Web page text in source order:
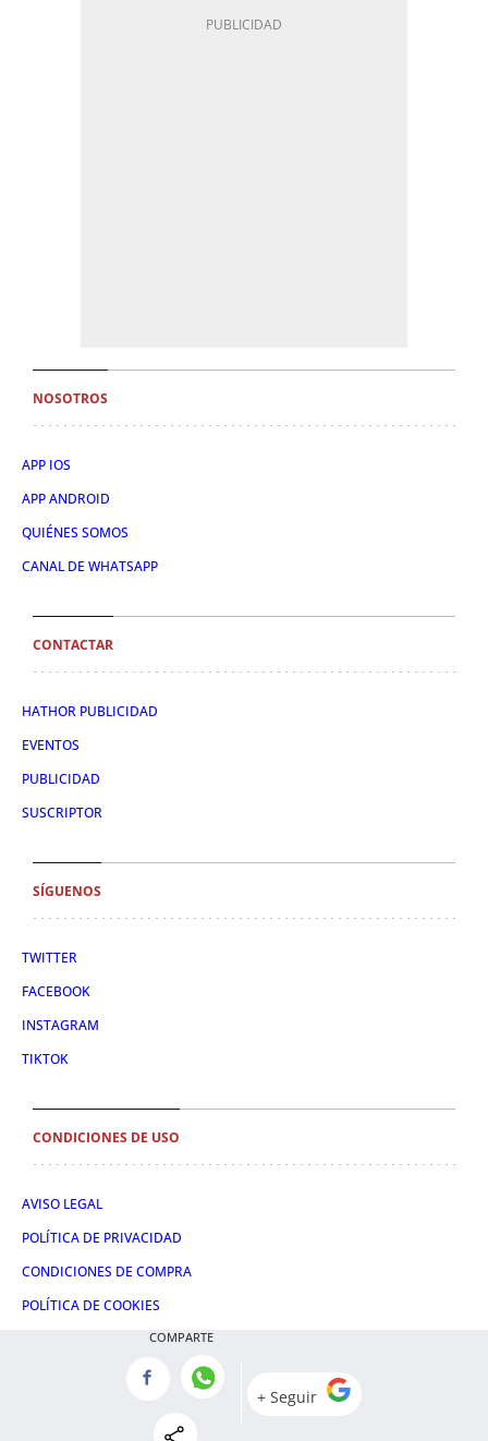
COMPARTE
NOSOTROS
APP IOS
APP ANDROID
QUIÉNES SOMOS
CANAL DE WHATSAPP
CONTACTAR
HATHOR PUBLICIDAD
EVENTOS
PUBLICIDAD
SUSCRIPTOR
SÍGUENOS
TWITTER
FACEBOOK
INSTAGRAM
TIKTOK
CONDICIONES DE USO
AVISO LEGAL
POLÍTICA DE PRIVACIDAD
CONDICIONES DE COMPRA
POLÍTICA DE COOKIES
AVISO DE TRANSPARENCIA
ADMINISTRACIÓN UTIQ